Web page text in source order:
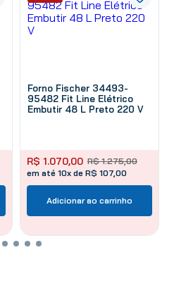
Forno Fischer 34493-
95482 Fit Line Elétrico
Embutir 48 L Preto 220 V
R$ 1.275,00
R$ 1.070,00
em até 10x de R$ 107,00
Adicionar ao carrinho